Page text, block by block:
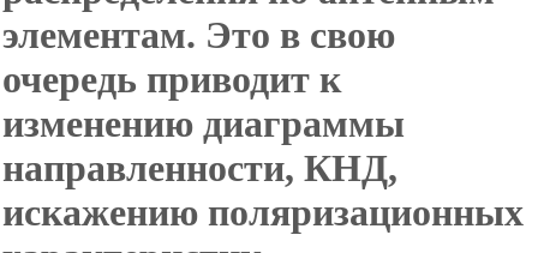
элементам. Это в свою
очередь приводит к
изменению диаграммы
направленности, КНД,
искажению поляризационных